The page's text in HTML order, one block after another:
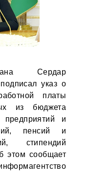
Сердар
указ о
платы
из бюджета
предприятий и
пенсий и
стипендий
этом сообщает